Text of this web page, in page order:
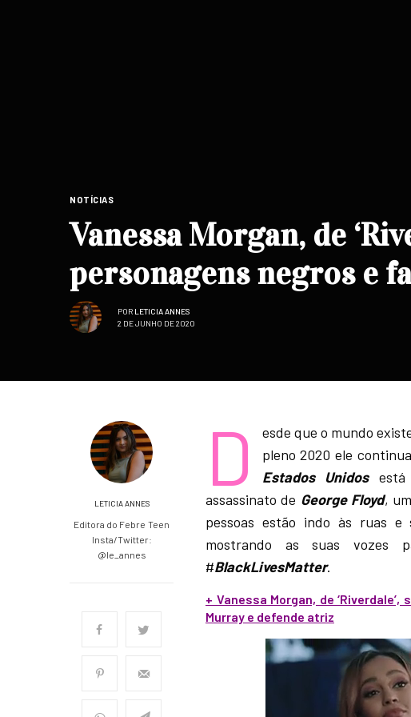
NOTÍCIAS
Vanessa Morgan, de
personagens negros e
POR LETICIA ANNES
2 DE JUNHO DE 2020
LETICIA ANNES
Editora do Febre Teen
Insta/Twitter:
@le_annes
D
esde que o mundo
pleno 2020 ele
Estados Unidos
assassinato de George Floyd,
pessoas estão indo às ruas e
mostrando as suas vozes
#BlackLivesMatter.
+ Vanessa Morgan, de
Murray e defende atriz